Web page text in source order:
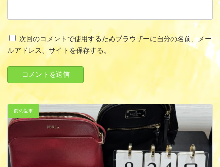
次回のコメントで使用するためブラウザーに自分の名前、メー
ルアドレス、サイトを保存する。
前の記事